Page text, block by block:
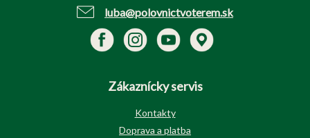
luba@polovnictvoterem.sk
Zákaznícky servis
Kontakty
Doprava a platba